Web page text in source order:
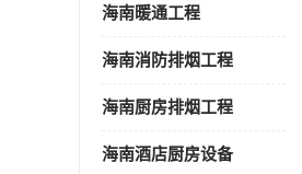
海南暖通工程
海南消防排烟工程
海南厨房排烟工程
海南酒店厨房设备